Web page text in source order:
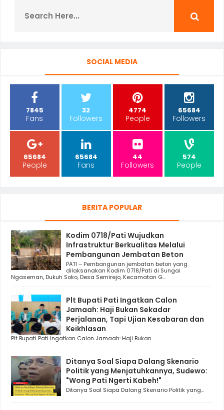
SOCIAL MEDIA
7845
Fans
32
Followers
4774
People
65684
Followers
65684
People
65684
Fans
44
Followers
574
People
BERITA POPULAR
Kodim 0718/Pati Wujudkan
Infrastruktur Berkualitas Melalui
Pembangunan Jembatan Beton
PATI – Pembangunan jembatan beton yang
dilaksanakan Kodim 0718/Pati di Sungai
Ngaseman, Dukuh Soko, Desa Semirejo, Kecamatan G...
Plt Bupati Pati Ingatkan Calon
Jamaah: Haji Bukan Sekadar
Perjalanan, Tapi Ujian Kesabaran dan
Keikhlasan
Plt Bupati Pati Ingatkan Calon Jamaah: Haji Bukan...
Ditanya Soal Siapa Dalang Skenario
Politik yang Menjatuhkannya, Sudewo:
"Wong Pati Ngerti Kabeh!"
Ditanya Soal Siapa Dalang Skenario Politik yang...